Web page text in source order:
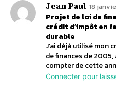
Jean Paul 18
Projet de loi de
crédit d’impôt en
durable
J’ai déjà utilisé mon
de finances de
compter de cette
Connecter pour